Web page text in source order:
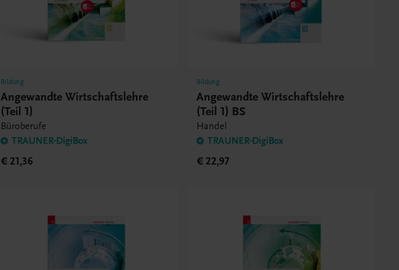
Bildung
Angewandte Wirtschaftslehre
(Teil 1)
Büroberufe
TRAUNER-DigiBox
€ 21,36
Bildung
Angewandte Wirtschaftslehre
(Teil 1) BS
Handel
TRAUNER-DigiBox
€ 22,97